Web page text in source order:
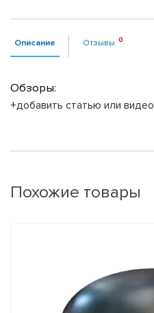
Описание Отзывы
Обзоры:
+добавить статью или видео
Похожие товары